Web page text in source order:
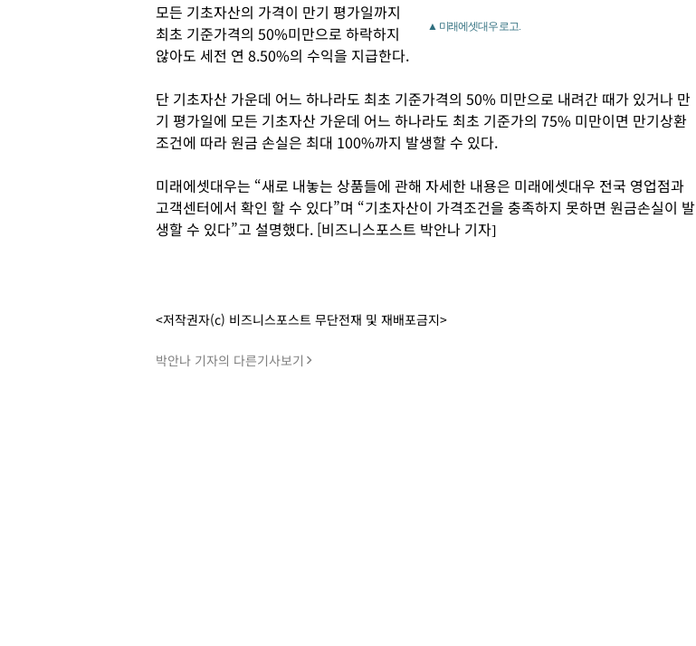
▲ 미래에셋대우 로고.
모든 기초자산의 가격이 만기 평가일까지
최초 기준가격의 50%미만으로 하락하지
않아도 세전 연 8.50%의 수익을 지급한다.
단 기초자산 가운데 어느 하나라도 최초 기준가격의 50% 미만으로 내려간 때가 있거나 만
기 평가일에 모든 기초자산 가운데 어느 하나라도 최초 기준가의 75% 미만이면 만기상환
조건에 따라 원금 손실은 최대 100%까지 발생할 수 있다.
미래에셋대우는 “새로 내놓는 상품들에 관해 자세한 내용은 미래에셋대우 전국 영업점과
고객센터에서 확인 할 수 있다”며 “기초자산이 가격조건을 충족하지 못하면 원금손실이 발
생할 수 있다”고 설명했다. [비즈니스포스트 박안나 기자]
<저작권자(c) 비즈니스포스트 무단전재 및 재배포금지>
박안나 기자의 다른기사보기